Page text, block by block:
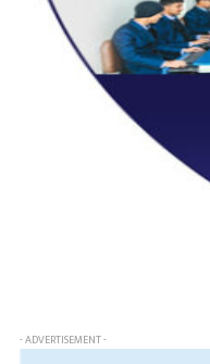
- ADVERTISEMENT -